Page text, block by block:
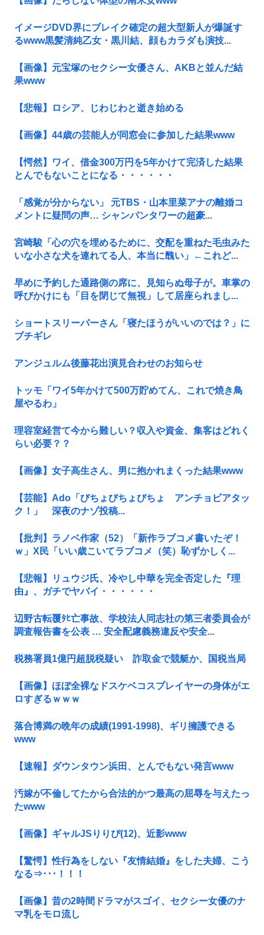
イメージDVD界にブレイク確定の超大型新人が爆誕す
るwww黒髪清純乙女・黒川結、顔もカラダも演技...
【画像】元宝塚のセクシー女優さん、AKBと並んだ結
果www
【悲報】ロシア、じわじわと逝き始める
【画像】44歳の芸能人が同窓会に参加した結果www
【愕然】ワイ、借金300万円を5年かけて完済した結果
とんでもないことになる・・・・・・
「感覚が分からない」 元TBS・山本里菜アナの離婚コ
メントに疑問の声… シャンパンタワーの超豪...
宮崎駿「心の穴を埋めるために、交配を重ねた毛虫みた
いな小さな犬を連れてる人、本当に醜い」←これど...
早めに予約した通路側の席に、見知らぬ母子が。車掌の
呼びかけにも「目を閉じて無視」して居座られまし...
ショートスリーパーさん「寝たほうがいいのでは？」に
ブチギレ
アンジュルム後藤花出演見合わせのお知らせ
トッモ「ワイ5年かけて500万貯めてん、これで焼き鳥
屋やるわ」
理容室経営て今から難しい？収入や資金、集客はどれく
らい必要？？
【画像】女子高生さん、男に抱かれまくった結果www
【芸能】Ado「びちょびちょびちょ アンチョビアタッ
ク！」 深夜のナゾ投稿...
【批判】ラノベ作家（52）「新作ラブコメ書いたぞ！
ｗ」X民「いい歳こいてラブコメ（笑）恥ずかしく...
【悲報】リュウジ氏、冷やし中華を完全否定した『理
由』、ガチでヤバイ・・・・・・
辺野古転覆ﾀﾋ亡事故、学校法人同志社の第三者委員会が
調査報告書を公表 … 安全配慮義務違反や安全...
税務署員1億円超脱税疑い 詐取金で競艇か、国税当局
【画像】ほぼ全裸なドスケベコスプレイヤーの身体がエ
ロすぎるｗｗｗ
落合博満の晩年の成績(1991-1998)、ギリ擁護できる
www
【速報】ダウンタウン浜田、とんでもない発言www
汚嫁が不倫してたから合法的かつ最高の屈辱を与えたっ
たwww
【画像】ギャルJSりりぴ(12)、近影www
【驚愕】性行為をしない『友情結婚』をした夫婦、こう
なる⇒･･･！！！
【画像】昔の2時間ドラマがスゴイ、セクシー女優のナ
マ乳をモロ流し